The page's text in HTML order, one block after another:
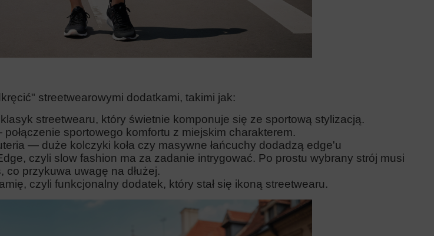
streetwearowymi dodatkami, takimi jak:
streetwearu, który świetnie komponuje się ze sportową stylizacją.
sportowego komfortu z miejskim charakterem.
— duże kolczyki koła czy masywne łańcuchy dodadzą edge'u
czyli slow fashion ma za zadanie intrygować. Po prostu wybrany strój musi
co przykuwa uwagę na dłużej.
czyli funkcjonalny dodatek, który stał się ikoną streetwearu.